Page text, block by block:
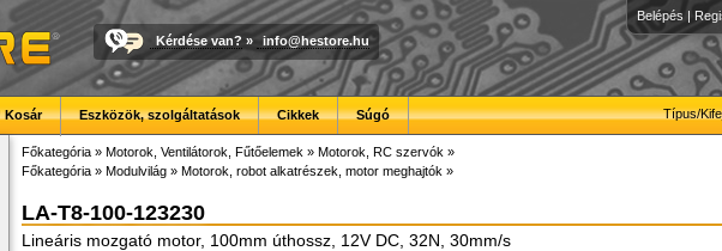
Belépés |
Kérdése van? » info@hestore.hu
Típus/
Kosár Eszközök, szolgáltatások Cikkek Súgó
Főkategória » Motorok, Ventilátorok, Fűtőelemek » Motorok, RC szervók »
Főkategória » Modulvilág » Motorok, robot alkatrészek, motor meghajtók »
LA-T8-100-123230
Lineáris mozgató motor, 100mm úthossz, 12V DC, 32N, 30mm/s